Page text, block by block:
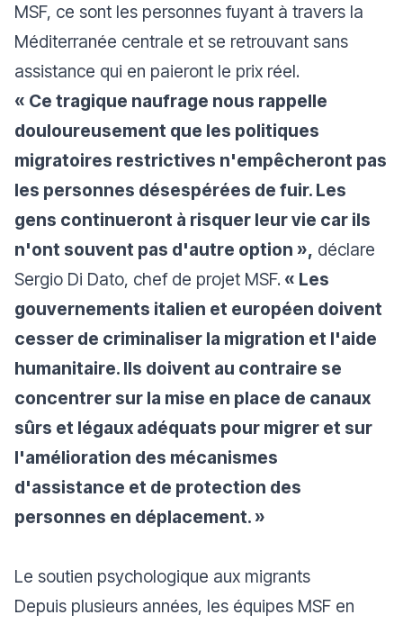
MSF, ce sont les personnes fuyant à travers la
Méditerranée centrale et se retrouvant sans
assistance qui en paieront le prix réel.
« Ce tragique naufrage nous rappelle
douloureusement que les politiques
migratoires restrictives n'empêcheront pas
les personnes désespérées de fuir. Les
gens continueront à risquer leur vie car ils
n'ont souvent pas d'autre option », déclare
Sergio Di Dato, chef de projet MSF. « Les
gouvernements italien et européen doivent
cesser de criminaliser la migration et l'aide
humanitaire. Ils doivent au contraire se
concentrer sur la mise en place de canaux
sûrs et légaux adéquats pour migrer et sur
l'amélioration des mécanismes
d'assistance et de protection des
personnes en déplacement. »
Le soutien psychologique aux migrants
Depuis plusieurs années, les équipes MSF en